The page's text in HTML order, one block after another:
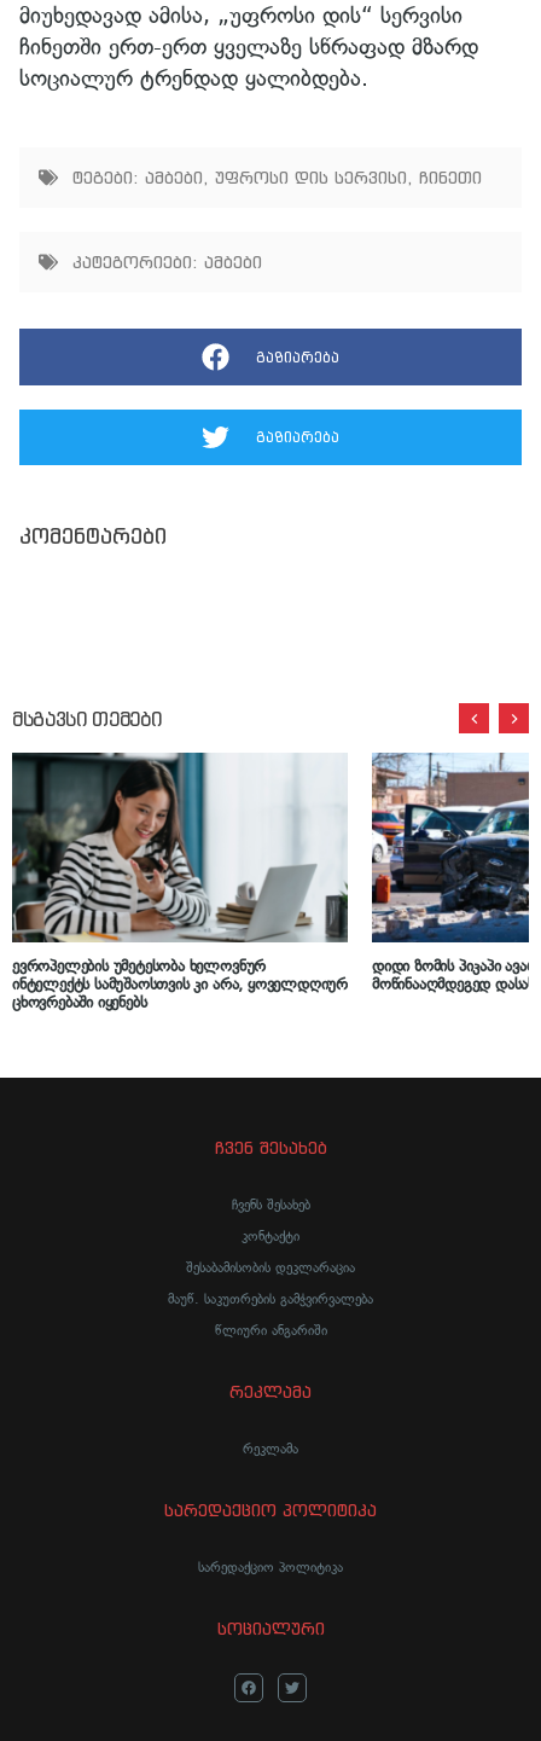
მიუხედავად ამისა, „უფროსი დის“ სერვისი
ჩინეთში ერთ-ერთ ყველაზე სწრაფად მზარდ
სოციალურ ტრენდად ყალიბდება.
ტეგები: ამბები, უფროსი დის სერვისი, ჩინეთი
კატეგორიები: ამბები
გაზიარება
გაზიარება
კომენტარები
მსგავსი თემები
ევროპელების უმეტესობა ხელოვნურ
ინტელექტს სამუშაოსთვის კი არა, ყოველდღიურ
ცხოვრებაში იყენებს
დიდი ზომის პიკაპი
მოწინააღმდეგედ
ჩვენ შესახებ
ჩვენს შესახებ
კონტაქტი
შესაბამისობის დეკლარაცია
მაუწ. საკუთრების გამჭვირვალება
წლიური ანგარიში
რეკლამა
რეკლამა
სარედაქციო პოლიტიკა
სარედაქციო პოლიტიკა
სოციალური